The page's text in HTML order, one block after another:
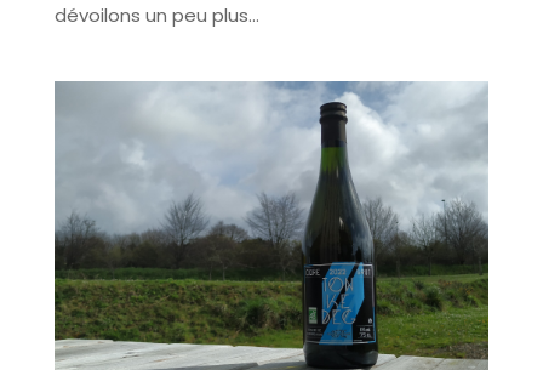
dévoilons un peu plus...